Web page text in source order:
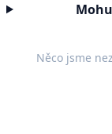
Něco jsme